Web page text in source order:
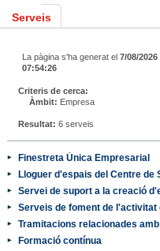
Serveis
La pàgina s'ha generat el 7/08/2026
07:54:26
Criteris de cerca:
Àmbit: Empresa
Resultat: 6 serveis
Finestreta Única Empresarial
Lloguer d'espais del Centre de
Servei de suport a la creació
Serveis de foment de
Tramitacions relacionades
Formació contínua